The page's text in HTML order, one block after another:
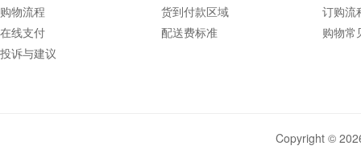
购物流程
在线支付
投诉与建议
货到付款区域
配送费标准
订购流
购物常
Copyright ©